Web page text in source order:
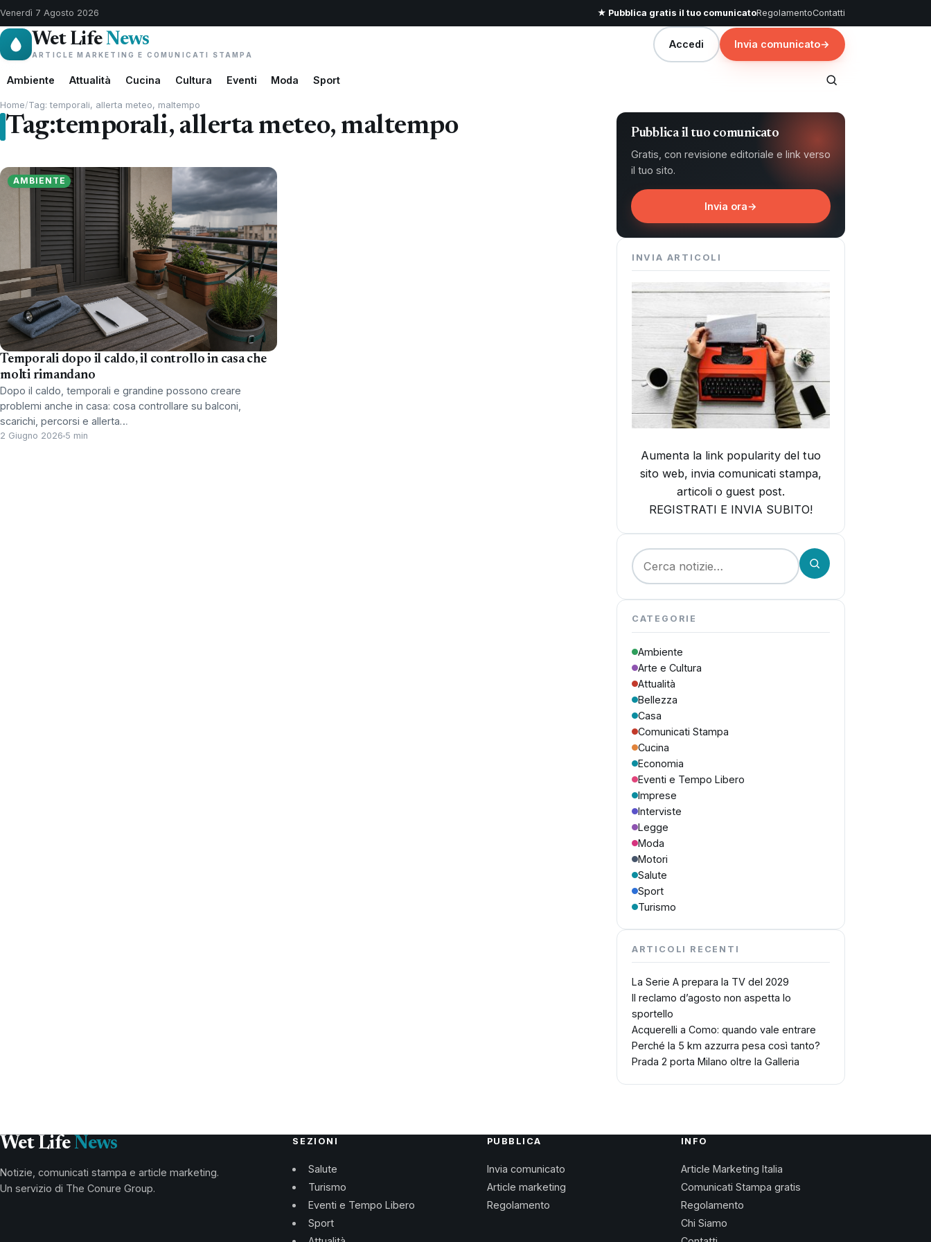
Venerdì 7 Agosto 2026 ★ Pubblica gratis il tuo comunicatoRegolamentoContatti
Wet LifeNews
ARTICLE MARKETING E COMUNICATI STAMPA
Accedi Invia comunicato→
Ambiente Attualità Cucina Cultura Eventi Moda Sport
Home/Tag: temporali, allerta meteo, maltempo
Tag:temporali, allerta meteo, maltempo
AMBIENTE
Temporali dopo il caldo, il controllo in casa che
molti rimandano
Dopo il caldo, temporali e grandine possono creare
problemi anche in casa: cosa controllare su balconi,
scarichi, percorsi e allerta…
2 Giugno 2026 5 min
Pubblica il tuo comunicato
Gratis, con revisione editoriale e link verso
il tuo sito.
Invia ora→
INVIA ARTICOLI
Aumenta la link popularity del tuo
sito web, invia comunicati stampa,
articoli o guest post.
REGISTRATI E INVIA SUBITO!
Cerca:
CATEGORIE
Ambiente
Arte e Cultura
Attualità
Bellezza
Casa
Comunicati Stampa
Cucina
Economia
Eventi e Tempo Libero
Imprese
Interviste
Legge
Moda
Motori
Salute
Sport
Turismo
ARTICOLI RECENTI
La Serie A prepara la TV del 2029
Il reclamo d’agosto non aspetta lo
sportello
Acquerelli a Como: quando vale entrare
Perché la 5 km azzurra pesa così tanto?
Prada 2 porta Milano oltre la Galleria
Wet Life News
Notizie, comunicati stampa e article marketing.
Un servizio di The Conure Group.
SEZIONI
Salute
Turismo
Eventi e Tempo Libero
Sport
PUBBLICA
Invia comunicato
Article marketing
Regolamento
INFO
Article Marketing Italia
Comunicati Stampa gratis
Regolamento
Chi Siamo